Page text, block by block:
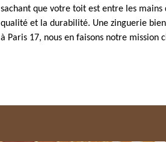
sachant que votre toit est entre les
qualité et la durabilité. Une zinguerie
à Paris 17, nous en faisons notre mission